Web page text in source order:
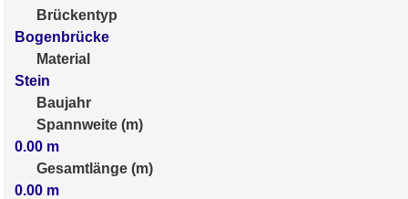
Brückentyp
Bogenbrücke
Material
Stein
Baujahr
Spannweite (m)
0.00 m
Gesamtlänge (m)
0.00 m